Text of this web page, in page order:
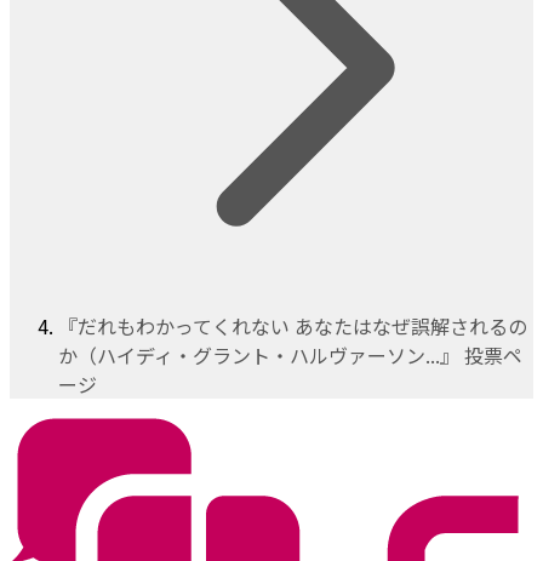
『だれもわかってくれない あなたはなぜ誤解されるの
か（ハイディ・グラント・ハルヴァーソン...』 投票ペ
ージ